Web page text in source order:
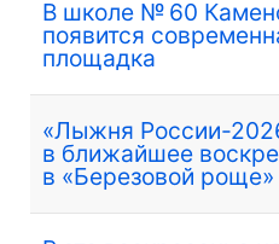
В школе № 60
появится
площадка
«Лыжня России-
в ближайшее
в «Березовой роще»